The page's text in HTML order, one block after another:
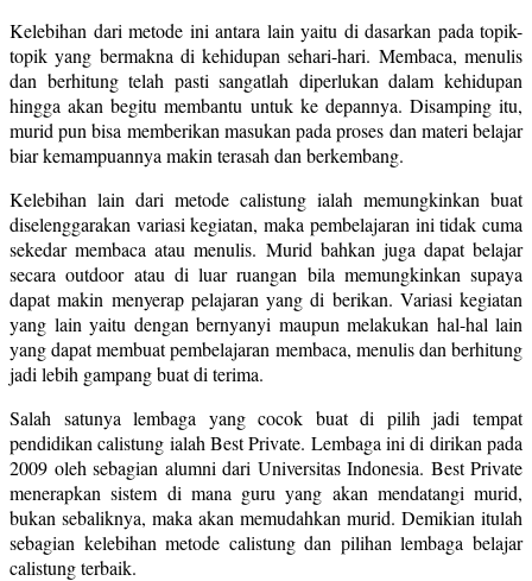
Kelebihan dari metode ini antara lain yaitu di dasarkan pada topik-
topik yang bermakna di kehidupan sehari-hari. Membaca, menulis
dan berhitung telah pasti sangatlah diperlukan dalam kehidupan
hingga akan begitu membantu untuk ke depannya. Disamping itu,
murid pun bisa memberikan masukan pada proses dan materi belajar
biar kemampuannya makin terasah dan berkembang.
Kelebihan lain dari metode calistung ialah memungkinkan buat
diselenggarakan variasi kegiatan, maka pembelajaran ini tidak cuma
sekedar membaca atau menulis. Murid bahkan juga dapat belajar
secara outdoor atau di luar ruangan bila memungkinkan supaya
dapat makin menyerap pelajaran yang di berikan. Variasi kegiatan
yang lain yaitu dengan bernyanyi maupun melakukan hal-hal lain
yang dapat membuat pembelajaran membaca, menulis dan berhitung
jadi lebih gampang buat di terima.
Salah satunya lembaga yang cocok buat di pilih jadi tempat
pendidikan calistung ialah Best Private. Lembaga ini di dirikan pada
2009 oleh sebagian alumni dari Universitas Indonesia. Best Private
menerapkan sistem di mana guru yang akan mendatangi murid,
bukan sebaliknya, maka akan memudahkan murid. Demikian itulah
sebagian kelebihan metode calistung dan pilihan lembaga belajar
calistung terbaik.